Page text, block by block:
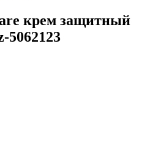
крем защитный
5062123